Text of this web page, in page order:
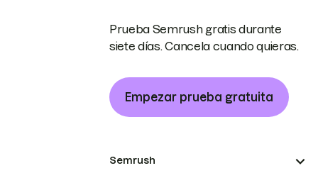
Prueba Semrush gratis durante
siete días. Cancela cuando quieras.
Empezar prueba gratuita
Semrush